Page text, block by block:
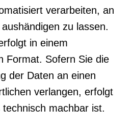
verarbeiten, an
zu lassen.
in einem
Format. Sofern Sie die
der Daten an einen
verlangen, erfolgt
machbar ist.